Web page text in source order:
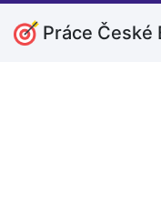
Práce České